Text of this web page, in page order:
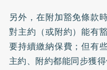
另外，在附加豁免條款
對主約（或附約）能有
要持續繳納保費；但有
主約、附約都能同步獲得